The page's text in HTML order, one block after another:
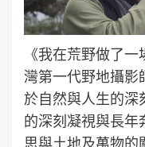
《我在荒野做了
灣第一代野地攝影
於自然與人生的深
的深刻凝視與長年
思與土地及萬物的